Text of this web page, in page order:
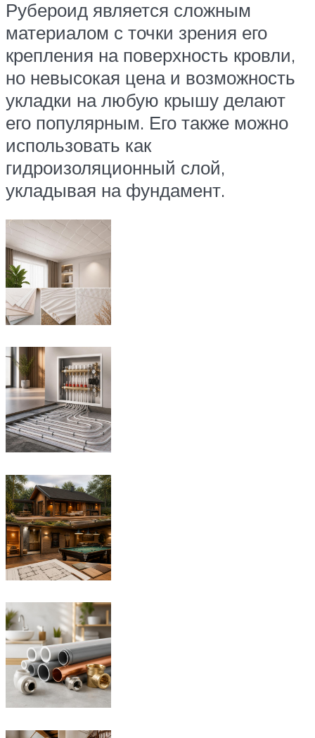
Рубероид является сложным
материалом с точки зрения его
крепления на поверхность кровли,
но невысокая цена и возможность
укладки на любую крышу делают
его популярным. Его также можно
использовать как
гидроизоляционный слой,
укладывая на фундамент.